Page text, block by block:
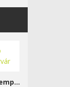
Szent László Templom - Sárvár